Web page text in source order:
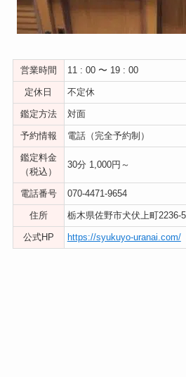
営業時間 11 : 00 〜 19 : 00
定休日 不定休
鑑定方法 対面
予約情報 電話（完全予約制）
鑑定料金
（税込）
30分 1,000円～
電話番号 070-4471-9654
住所 栃木県佐野市犬伏上町2236-5
公式HP https://syukuyo-uranai.com/